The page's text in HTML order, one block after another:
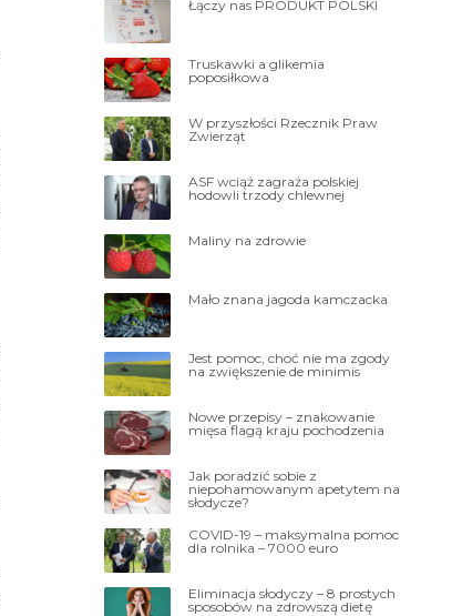
Łączy nas PRODUKT POLSKI
Truskawki a glikemia
poposiłkowa
W przyszłości Rzecznik Praw
Zwierząt
ASF wciąż zagraża polskiej
hodowli trzody chlewnej
Maliny na zdrowie
Mało znana jagoda kamczacka
Jest pomoc, choć nie ma zgody
na zwiększenie de minimis
Nowe przepisy – znakowanie
mięsa flagą kraju pochodzenia
Jak poradzić sobie z
niepohamowanym apetytem na
słodycze?
COVID-19 – maksymalna pomoc
dla rolnika – 7000 euro
Eliminacja słodyczy – 8 prostych
sposobów na zdrowszą dietę